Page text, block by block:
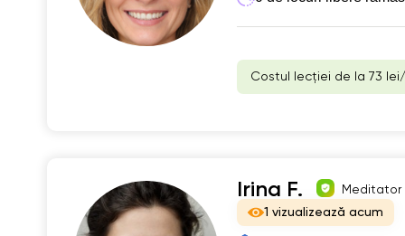
Costul lecției de la 73
Irina F.
Meditator
1 vizualizează acum